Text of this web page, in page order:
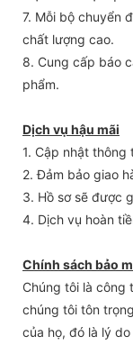
7. Mỗi bộ chuyển
chất lượng cao.
8. Cung cấp báo
phẩm.
Dịch vụ hậu mãi
1. Cập nhật thông
2. Đảm bảo giao
3. Hồ sơ sẽ được
4. Dịch vụ hoàn
Chính sách bảo
Chúng tôi là công
chúng tôi tôn
của họ, đó là lý